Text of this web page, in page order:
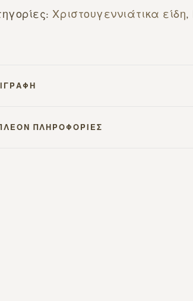
Χριστουγεννιάτικα είδη,
ΠΛΗΡΟΦΟΡΊΕΣ